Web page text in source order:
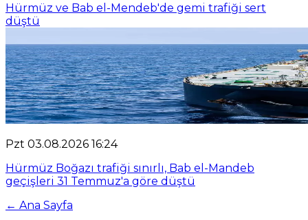
Hürmüz ve Bab el-Mendeb'de gemi trafiği sert
düştü
Pzt 03.08.2026 16:24
Hürmüz Boğazı trafiği sınırlı, Bab el-Mandeb
geçişleri 31 Temmuz'a göre düştü
← Ana Sayfa